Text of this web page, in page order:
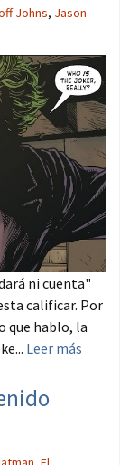
Johns, Jason
ni cuenta"
calificar. Por
que hablo, la
Leer más